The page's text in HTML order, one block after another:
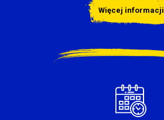
Więcej informacji